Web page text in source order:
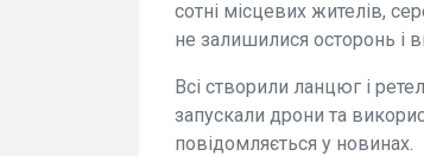
сотні місцевих жителів,
не залишилися осторонь і
Всі створили ланцюг і
запускали дрони та
повідомляється у новинах.